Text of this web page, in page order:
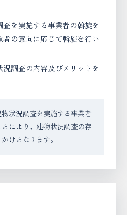
を実施する事業者の斡旋を
の意向に応じて斡旋を行い
調査の内容及びメリットを
状況調査を実施する事業者
とにより、建物状況調査の存
けとなります。